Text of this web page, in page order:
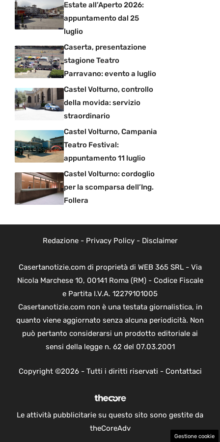
Estate all’Aperto 2026:
appuntamento dal 25
luglio
Caserta, presentazione
stagione Teatro
Parravano: evento a luglio
Castel Volturno, controllo
della movida: servizio
straordinario
Castel Volturno, Campania
Teatro Festival:
appuntamento 11 luglio
Castel Volturno: cordoglio
per la scomparsa dell’Ing.
Follera
Redazione- Privacy Policy- Disclaimer
Casertanotizie.com di proprietà di WEB 365 SRL - Via
Nicola Marchese 10, 00141 Roma (RM) - Codice Fiscale
e Partita I.V.A. 12279101005
Casertanotizie.com non è una testata giornalistica, in
quanto viene aggiornato senza alcuna periodicità. Non
può pertanto considerarsi un prodotto editoriale ai
sensi della legge n. 62 del 07.03.2001
Copyright ©2026 - Tutti i diritti riservati - Contattaci
Le attività pubblicitarie su questo sito sono gestite da
theCoreAdv
Gestione cookie